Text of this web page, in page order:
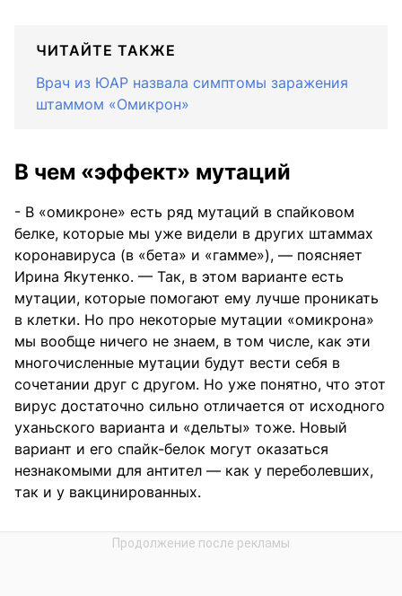
ЧИТАЙТЕ ТАКЖЕ
Врач из ЮАР назвала симптомы заражения
штаммом «Омикрон»
В чем «эффект» мутаций
- В «омикроне» есть ряд мутаций в спайковом
белке, которые мы уже видели в других штаммах
коронавируса (в «бета» и «гамме»), — поясняет
Ирина Якутенко. — Так, в этом варианте есть
мутации, которые помогают ему лучше проникать
в клетки. Но про некоторые мутации «омикрона»
мы вообще ничего не знаем, в том числе, как эти
многочисленные мутации будут вести себя в
сочетании друг с другом. Но уже понятно, что этот
вирус достаточно сильно отличается от исходного
уханьского варианта и «дельты» тоже. Новый
вариант и его спайк-белок могут оказаться
незнакомыми для антител — как у переболевших,
так и у вакцинированных.